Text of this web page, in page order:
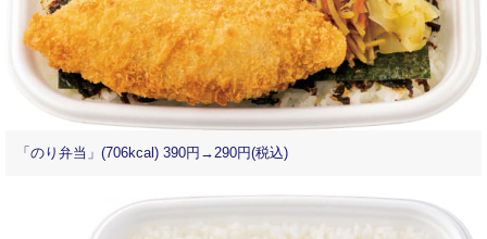
「のり弁当」(706kcal) 390円→290円(税込)